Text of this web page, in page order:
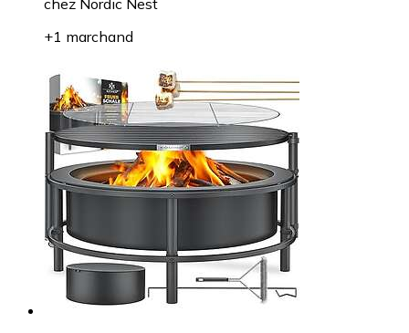
chez Nordic Nest
+1 marchand